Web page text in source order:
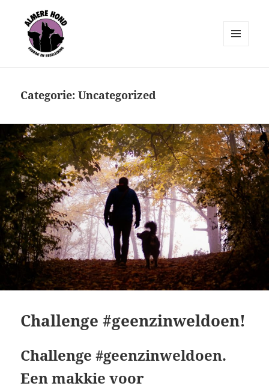
Categorie:Uncategorized
Challenge #geenzinweldoen!
Challenge #geenzinweldoen.
Een makkie voor